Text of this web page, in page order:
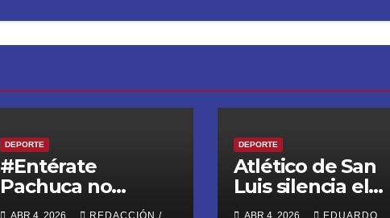
DEPORTE
#Entérate
Pachuca no
perdona,
ABR 4, 2026 REDACCIÓN /
DEPORTE
Atlético de San
Luis silencia el
Gigante de Acero
ABR 4, 2026 EDUARDO